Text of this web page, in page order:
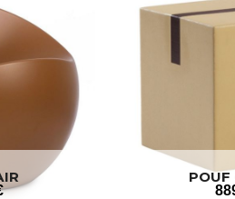
POUF